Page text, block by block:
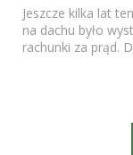
Jeszcze kilka lat
na dachu było
rachunki za prąd.